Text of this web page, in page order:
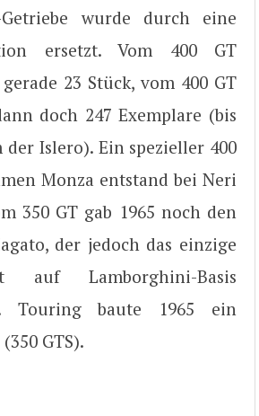
wurde durch eine
ersetzt. Vom 400 GT
23 Stück, vom 400 GT
doch 247 Exemplare (bis
der Islero). Ein spezieller 400
Monza entstand bei Neri
350 GT gab 1965 noch den
der jedoch das einzige
auf Lamborghini-Basis
Touring baute 1965 ein
GTS).